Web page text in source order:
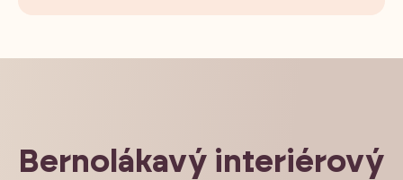
Bernolákavý interiérový